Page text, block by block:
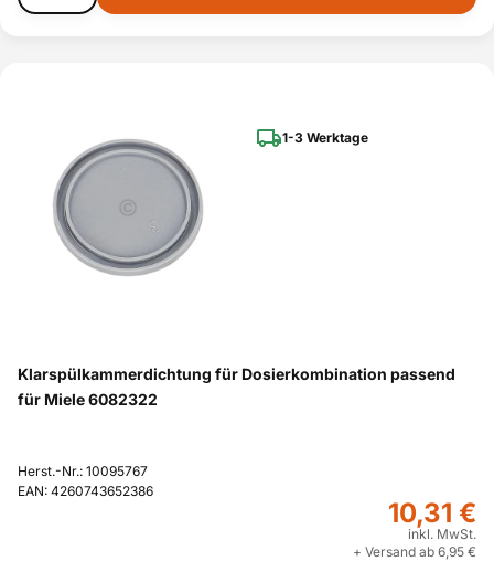
1-3 Werktage
Klarspülkammerdichtung für Dosierkombination passend
für Miele 6082322
Herst.-Nr.: 10095767
EAN: 4260743652386
10,31 €
inkl. MwSt.
+ Versand ab 6,95 €